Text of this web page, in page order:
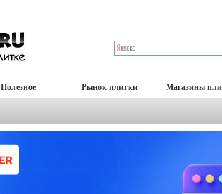
Полезное Рынок плитки Магазины